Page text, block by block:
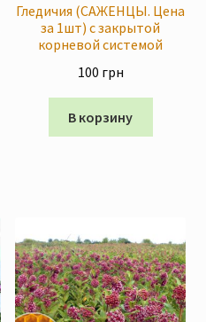
Гледичия (САЖЕНЦЫ. Цена
за 1шт) с закрытой
корневой системой
100 грн
В корзину